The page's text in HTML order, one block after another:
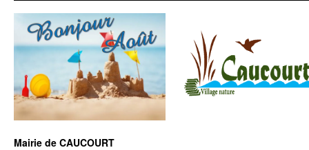
Mairie de CAUCOURT